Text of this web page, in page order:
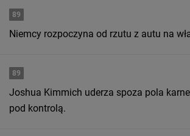
89
Niemcy rozpoczyna od rzutu z autu na
89
Joshua Kimmich uderza spoza pola
pod kontrolą.